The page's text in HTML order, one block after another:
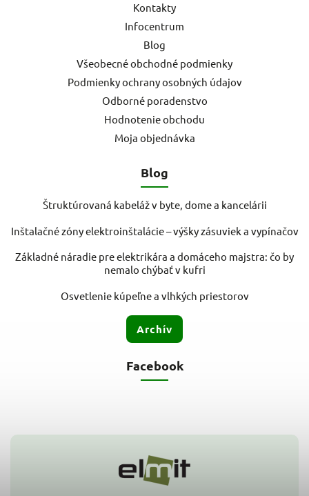
Kontakty
Infocentrum
Blog
Všeobecné obchodné podmienky
Podmienky ochrany osobných údajov
Odborné poradenstvo
Hodnotenie obchodu
Moja objednávka
Blog
Štruktúrovaná kabeláž v byte, dome a kancelárii
Inštalačné zóny elektroinštalácie – výšky zásuviek a vypínačov
Základné náradie pre elektrikára a domáceho majstra: čo by
nemalo chýbať v kufri
Osvetlenie kúpeľne a vlhkých priestorov
Archív
Facebook